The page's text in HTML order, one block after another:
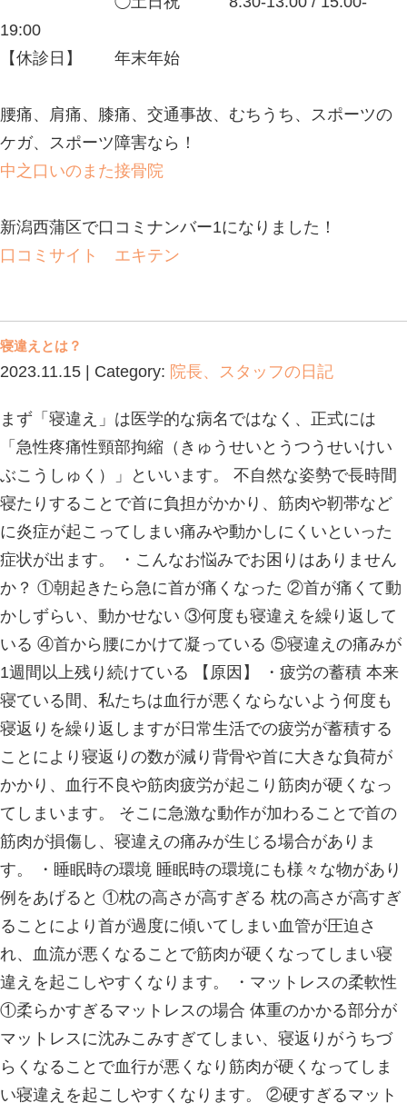
特に注意すべきは慢性腰痛を引き起
す。腰痛の原因には椎間板ヘルニア
姿勢不良・ストレスなど様々な原因
「腰痛」は病名ではなく症状名であ
可能性もあります。
次回のブログでは腰痛の原因となっ
覧ください。
〒 950-1341
新潟市西蒲区道上4702
025-375-2231
【診療日】 月〜日・祝祭日
【診療時間】 ◯月〜金曜日 8:30-
19:00
◯土日祝 8:30-13:00 /
19:00
【休診日】 年末年始
腰痛、肩痛、膝痛、交通事故、むち
ケガ、スポーツ障害なら！
中之口いのまた接骨院
新潟西蒲区で口コミナンバー1になり
口コミサイト エキテン